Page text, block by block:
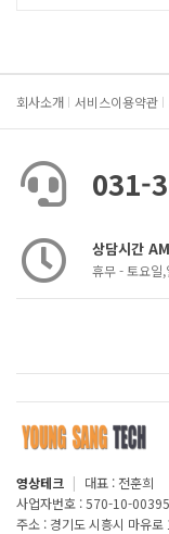
회사소개 서비스이용약관
031-
상담시간
휴무 - 토요일
영상테크 | 대표 : 전훈희
사업자번호 : 570-10-00395
주소 : 경기도 시흥시 마유